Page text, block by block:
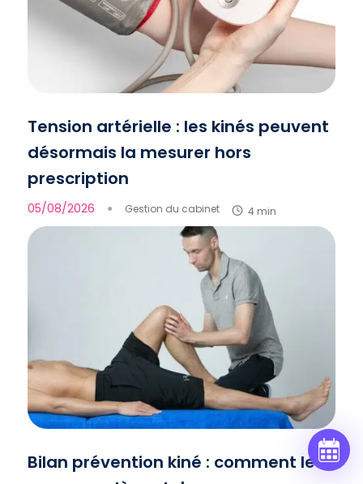
Tension artérielle : les kinés peuvent
désormais la mesurer hors
prescription
05/08/2026 ● Gestion du cabinet 4 min
Bilan prévention kiné : comment le